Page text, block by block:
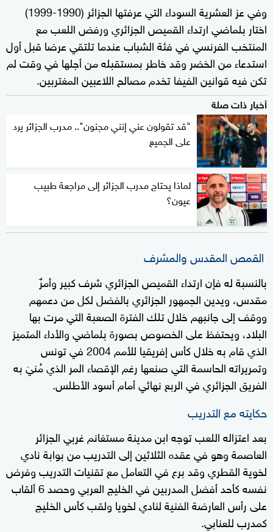
وفي عز العشرية السوداء التي عرفتها الجزائر (1990-1999)
اختار بلماضي ارتداء القميص الجزائري ورفض اللعب مع
المنتخب الفرنسي في فئة الشباب عندما تلتقي عرضا قبل أول
استدعاء من الخضر وقد خاطر بمستقبله من أجلها في وقت لم
تكن فيه قوانين الفيفا تخدم مصالح اللاعبين المغتربين.
أخبار ذات صلة
"قد تقولون عني إنني مجنون".. مدرب الجزائر يرد
على الجميع
لماذا يحتاج مدرب الجزائر إلى مراجعة طبيب
عيون؟
القمص المقدس والمشرف
بالنسبة له فإن ارتداء القميص الجزائري شرف كبير وأمرٌ
مقدس، ويدين الجمهور الجزائري بالفضل لكل من دعمهم
ووقف إلى جانبهم خلال تلك الفترة الصعبة التي مرت بها
البلاد، ويحتفظ على الخصوص بصورة بلماضي والأداء المتميز
الذي قام به خلال كأس إفريقيا للأمم 2004 في تونس
وتمريراته الحاسمة التي صنعها رغم الإقصاء المر الذي مُنيَ به
الفريق الجزائري في الربع نهائي أمام أسود الأطلس.
حكايته مع التدريب
بعد اعتزاله اللعب توجه ابن مدينة مستغانم غربي الجزائر
العاصمة وهو في عقده الثلاثين إلى التدريب من بوابة نادي
لخوية القطري وقد برع في التعامل مع تقنيات التدريب وفرض
نفسه كأحد أفضل المدربين في الخليج العربي وحصد 6 ألقاب
على رأس العارضة الفنية لنادي لخويا ولقب كأس الخليج
كمدرب للعنابي.